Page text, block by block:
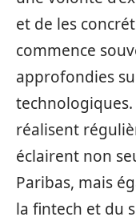
et de les
commence
approfondies
technologiques.
réalisent
éclairent non
Paribas, mais
la fintech et du